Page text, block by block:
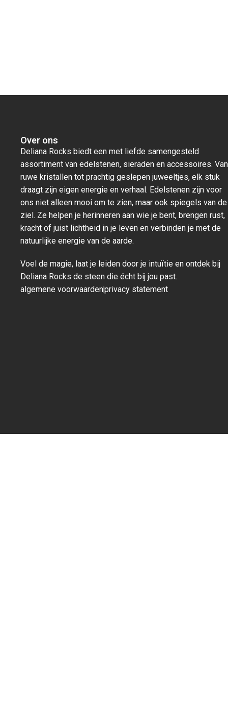
Over ons
Deliana Rocks biedt een met liefde samengesteld
assortiment van edelstenen, sieraden en accessoires. Van
ruwe kristallen tot prachtig geslepen juweeltjes, elk stuk
draagt zijn eigen energie en verhaal. Edelstenen zijn voor
ons niet alleen mooi om te zien, maar ook spiegels van de
ziel. Ze helpen je herinneren aan wie je bent, brengen rust,
kracht of juist lichtheid in je leven en verbinden je met de
natuurlijke energie van de aarde.
Voel de magie, laat je leiden door je intuïtie en ontdek bij
Deliana Rocks de steen die écht bij jou past.
algemene voorwaardenprivacy statement